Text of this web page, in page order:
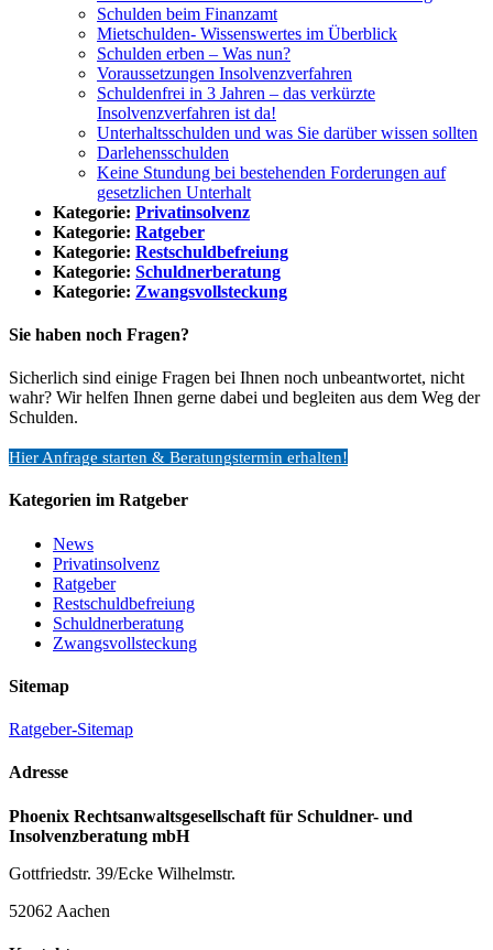
Schulden beim Finanzamt
Mietschulden- Wissenswertes im Überblick
Schulden erben – Was nun?
Voraussetzungen Insolvenzverfahren
Schuldenfrei in 3 Jahren – das verkürzte
Insolvenzverfahren ist da!
Unterhaltsschulden und was Sie darüber wissen sollten
Darlehensschulden
Keine Stundung bei bestehenden Forderungen auf
gesetzlichen Unterhalt
Kategorie: Privatinsolvenz
Kategorie: Ratgeber
Kategorie: Restschuldbefreiung
Kategorie: Schuldnerberatung
Kategorie: Zwangsvollsteckung
Sie haben noch Fragen?
Sicherlich sind einige Fragen bei Ihnen noch unbeantwortet, nicht
wahr? Wir helfen Ihnen gerne dabei und begleiten aus dem Weg der
Schulden.
Hier Anfrage starten & Beratungstermin erhalten!
Kategorien im Ratgeber
News
Privatinsolvenz
Ratgeber
Restschuldbefreiung
Schuldnerberatung
Zwangsvollsteckung
Sitemap
Ratgeber-Sitemap
Adresse
Phoenix Rechtsanwaltsgesellschaft für Schuldner- und
Insolvenzberatung mbH
Gottfriedstr. 39/Ecke Wilhelmstr.
52062 Aachen